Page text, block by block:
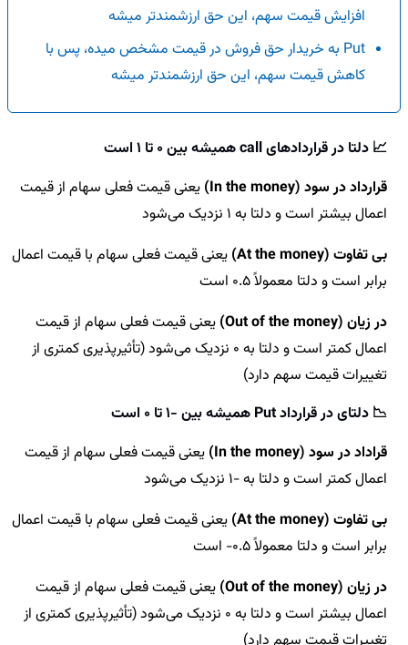
افزایش قیمت سهم، این حق ارزشمندتر میشه
Put به خریدار حق فروش در قیمت مشخص میده، پس با
کاهش قیمت سهم، این حق ارزشمندتر میشه
📈دلتا در قراردادهای call همیشه بین 0 تا 1 است
قرارداد در سود (In the money)
یعنی قیمت فعلی سهام از قیمت
اعمال بیشتر است و دلتا به 1 نزدیک می‌شود
بی تفاوت (At the money)
یعنی قیمت فعلی سهام با قیمت اعمال
برابر است و دلتا معمولاً 0.5 است
در زیان (Out of the money)
یعنی قیمت فعلی سهام از قیمت
اعمال کمتر است و دلتا به 0 نزدیک می‌شود (تأثیرپذیری کمتری از
تغییرات قیمت سهم دارد)
📉دلتای در قرارداد Put همیشه بین -1 تا 0 است
قراداد در سود (In the money)
یعنی قیمت فعلی سهام از قیمت
اعمال کمتر است و دلتا به -1 نزدیک می‌شود
بی تفاوت (At the money)
یعنی قیمت فعلی سهام با قیمت اعمال
برابر است و دلتا معمولاً 0.5- است
در زیان (Out of the money)
یعنی قیمت فعلی سهام از قیمت
اعمال بیشتر است و دلتا به 0 نزدیک می‌شود (تأثیرپذیری کمتری از